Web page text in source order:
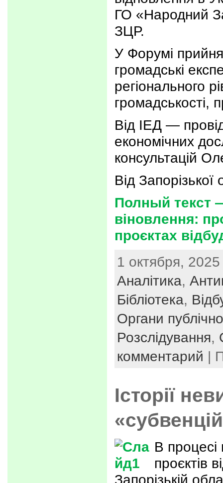
ГО «Народний
ЗЦР.
У Форумі
громадські
регіонального
громадськості,
Від ІЕД —
економічних
консультацій
Від Запорізької
Полный текст
віновлення:
проєктах
1 октября,
Аналітика,
Бібліотека,
Органи
Розслідування,
комментарий |
Історії
В процесі
проєктів
Запорізькій